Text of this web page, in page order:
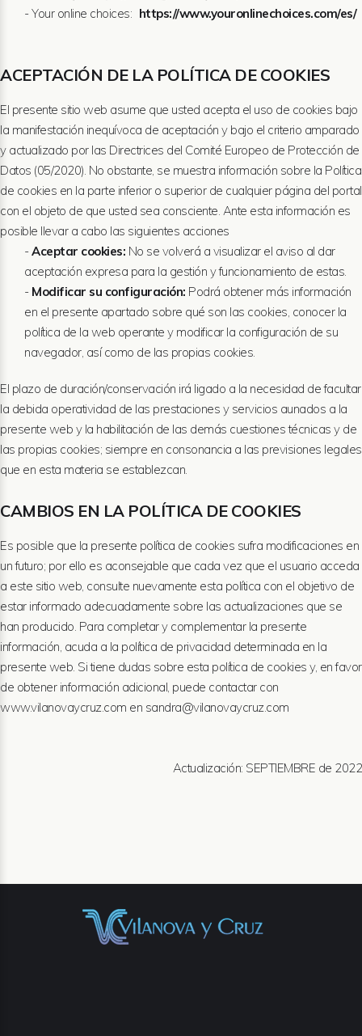
- Your online choices: https://www.youronlinechoices.com/es/
ACEPTACIÓN DE LA POLÍTICA DE COOKIES
El presente sitio web asume que usted acepta el uso de cookies bajo
la manifestación inequívoca de aceptación y bajo el criterio amparado
y actualizado por las Directrices del Comité Europeo de Protección de
Datos (05/2020). No obstante, se muestra información sobre la Política
de cookies en la parte inferior o superior de cualquier página del portal
con el objeto de que usted sea consciente. Ante esta información es
posible llevar a cabo las siguientes acciones
-Aceptar cookies: No se volverá a visualizar el aviso al dar
aceptación expresa para la gestión y funcionamiento de estas.
- Modificar su configuración: Podrá obtener más información
en el presente apartado sobre qué son las cookies, conocer la
política de la web operante y modificar la configuración de su
navegador, así como de las propias cookies.
El plazo de duración/conservación irá ligado a la necesidad de facultar
la debida operatividad de las prestaciones y servicios aunados a la
presente web y la habilitación de las demás cuestiones técnicas y de
las propias cookies; siempre en consonancia a las previsiones legales
que en esta materia se establezcan.
CAMBIOS EN LA POLÍTICA DE COOKIES
Es posible que la presente política de cookies sufra modificaciones en
un futuro; por ello es aconsejable que cada vez que el usuario acceda
a este sitio web, consulte nuevamente esta política con el objetivo de
estar informado adecuadamente sobre las actualizaciones que se
han producido. Para completar y complementar la presente
información, acuda a la política de privacidad determinada en la
presente web. Si tiene dudas sobre esta política de cookies y, en favor
de obtener información adicional, puede contactar con
www.vilanovaycruz.com en sandra@vilanovaycruz.com
Actualización: SEPTIEMBRE de 2022